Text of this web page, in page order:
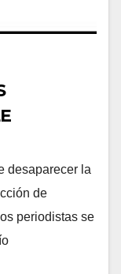
desaparecer la
de
periodistas se